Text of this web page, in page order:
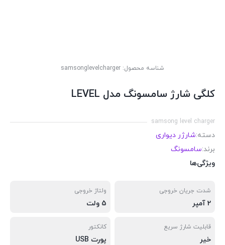
شناسه محصول: samsonglevelcharger
کلگی شارژ سامسونگ مدل LEVEL
samsong level charger
دسته:شارژر دیواری
برند:سامسونگ
ویژگی‌ها
شدت جریان خروجی
2 آمپر
ولتاژ خروجی
5 ولت
قابلیت شارژ سریع
خیر
کانکتور
پورت USB